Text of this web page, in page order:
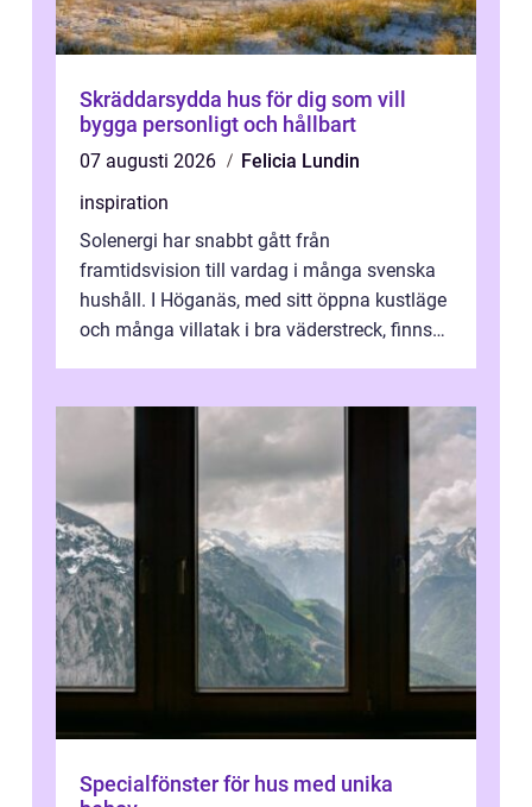
Skräddarsydda hus för dig som vill
bygga personligt och hållbart
07 augusti 2026
Felicia Lundin
inspiration
Solenergi har snabbt gått från
framtidsvision till vardag i många svenska
hushåll. I Höganäs, med sitt öppna kustläge
och många villatak i bra väderstreck, finns
Specialfönster för hus med unika